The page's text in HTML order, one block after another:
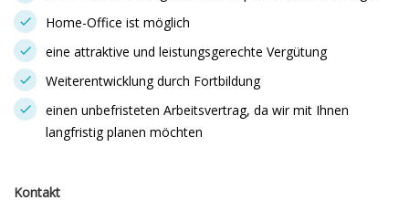
Home-Office ist möglich
eine attraktive und leistungsgerechte Vergütung
Weiterentwicklung durch Fortbildung
einen unbefristeten Arbeitsvertrag, da wir mit Ihnen
langfristig planen möchten
Kontakt